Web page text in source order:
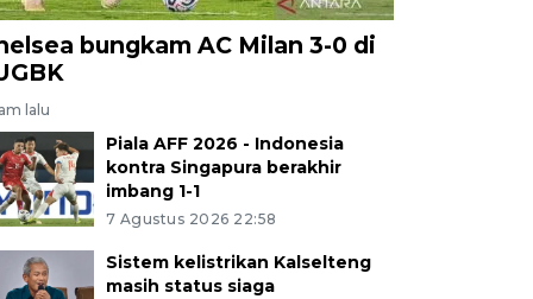
bungkam AC Milan 3-0 di
lalu
Piala AFF 2026 - Indonesia
kontra Singapura berakhir
imbang 1-1
7 Agustus 2026 22:58
Sistem kelistrikan Kalselteng
masih status siaga